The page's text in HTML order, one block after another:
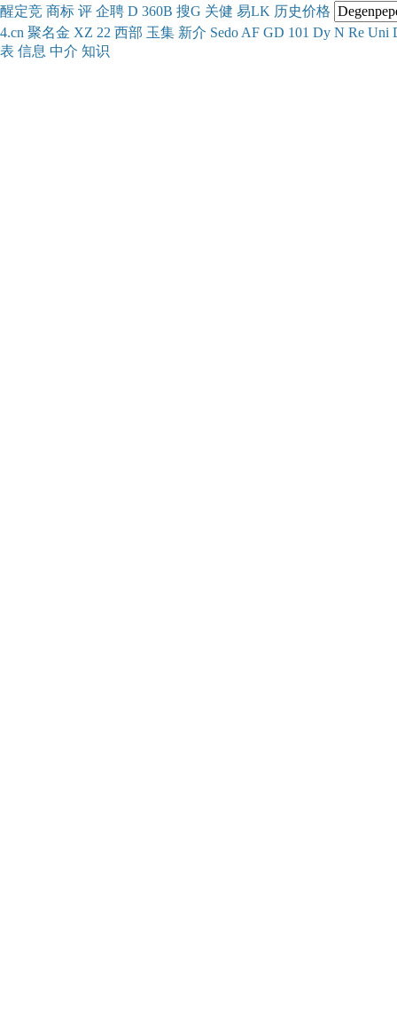
醒定竞 商标 评 企聘 D 360B 搜G 关健 易LK 历史价格
4.cn 聚名金 XZ 22 西部 玉集 新介 Sedo AF GD 101 Dy N Re Uni
表 信息 中介 知识